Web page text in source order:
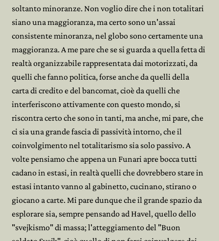
soltanto minoranze. Non voglio dire che i non totalitari
siano una maggioranza, ma certo sono un'assai
consistente minoranza, nel globo sono certamente una
maggioranza. A me pare che se si guarda a quella fetta di
realtà organizzabile rappresentata dai motorizzati, da
quelli che fanno politica, forse anche da quelli della
carta di credito e del bancomat, cioè da quelli che
interferiscono attivamente con questo mondo, si
riscontra certo che sono in tanti, ma anche, mi pare, che
ci sia una grande fascia di passività intorno, che il
coinvolgimento nel totalitarismo sia solo passivo. A
volte pensiamo che appena un Funari apre bocca tutti
cadano in estasi, in realtà quelli che dovrebbero stare in
estasi intanto vanno al gabinetto, cucinano, stirano o
giocano a carte. Mi pare dunque che il grande spazio da
esplorare sia, sempre pensando ad Havel, quello dello
"svejkismo" di massa; l'atteggiamento del "Buon